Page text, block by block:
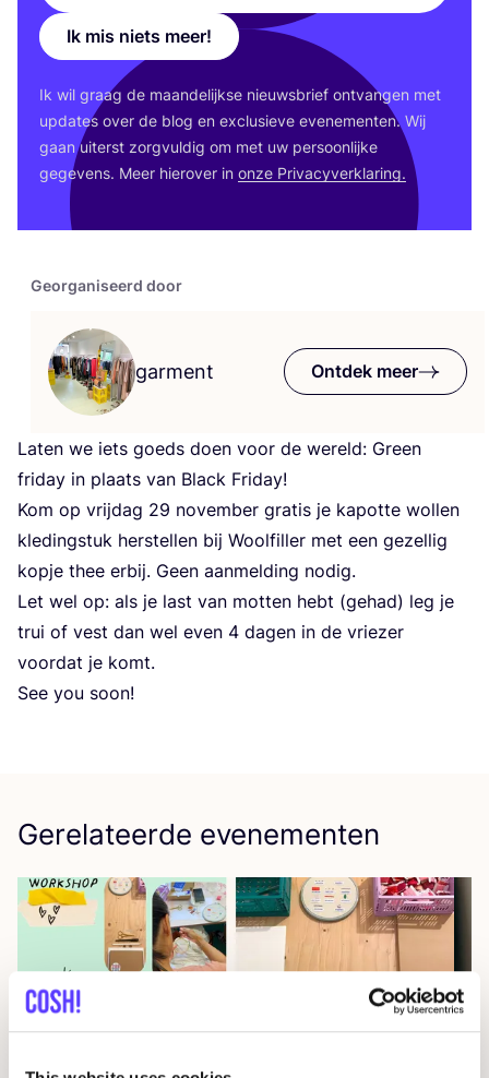
Georganiseerd door
garment Ontdek meer
Laten we iets goeds doen voor de wereld: Green
fri­day in plaats van Black Fri­day!
Kom op vrij­dag 29 novem­ber gra­tis je kapot­te wol­len
kle­ding­stuk her­stel­len bij Wool­fil­ler met een gezel­lig
kop­je thee erbij. Geen aan­mel­ding nodig.
Let wel op: als je last van mot­ten hebt (gehad) leg je
trui of vest dan wel even 4 dagen in de vrie­zer
voor­dat je komt.
See you soon!
Ik mis niets meer!
Ik wil graag de maan­de­lijk­se nieuws­brief ont­van­gen met
upda­tes over de blog en exclu­sie­ve eve­ne­men­ten. Wij
gaan uiterst zorg­vul­dig om met uw per­soon­lij­ke
gege­vens. Meer hier­over in onze Pri­va­cy­ver­kla­ring.
Gerelateerde evenementen